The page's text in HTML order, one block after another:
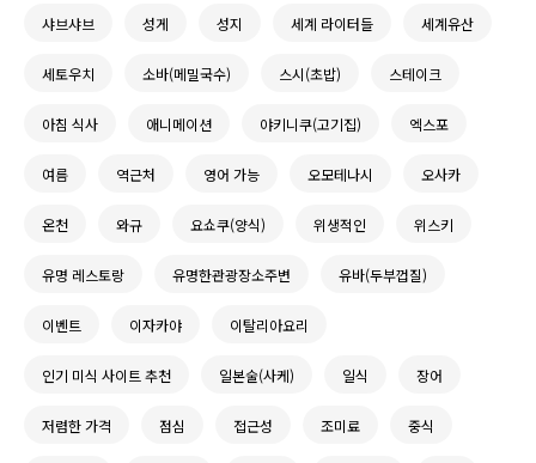
샤브샤브 성게 성지 세계 라이터들 세계유산
세토우치 소바(메밀국수) 스시(초밥) 스테이크
아침 식사 애니메이션 야키니쿠(고기집) 엑스포
여름 역근처 영어 가능 오모테나시 오사카
온천 와규 요쇼쿠(양식) 위생적인 위스키
유명 레스토랑 유명한관광장소주변 유바(두부껍질)
이벤트 이자카야 이탈리아요리
인기 미식 사이트 추천 일본술(사케) 일식 장어
저렴한 가격 점심 접근성 조미료 중식